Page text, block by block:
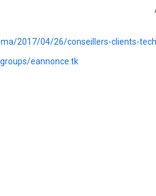
2017/04/26/conseillers-clients-
eannonce.tk